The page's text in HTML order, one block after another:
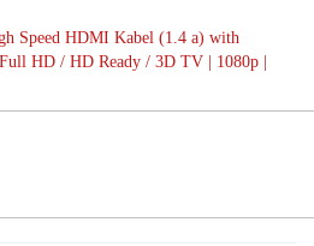
Speed HDMI Kabel (1.4 a) with
HD / HD Ready / 3D TV | 1080p |